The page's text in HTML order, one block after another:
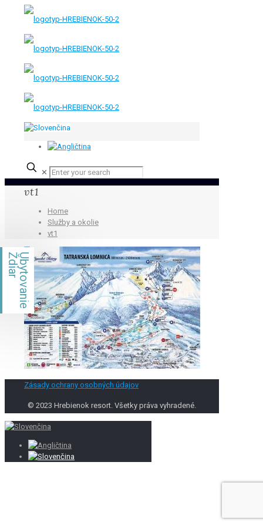
✕
vt1
Home
Služby a okolie
vt1
Zásady ochrany osobných údajov
Ubytovanie
Ždiar
© 2023 Hrebienok resort. Všetky práva vyhradené.